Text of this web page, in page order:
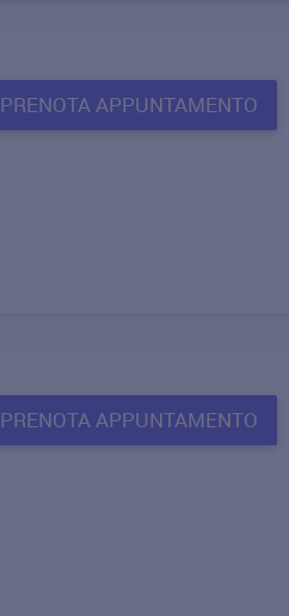
PRENOTA APPUNTAMENTO
PRENOTA APPUNTAMENTO